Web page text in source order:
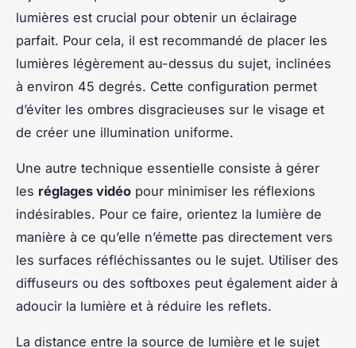
lumières est crucial pour obtenir un éclairage
parfait. Pour cela, il est recommandé de placer les
lumières légèrement au-dessus du sujet, inclinées
à environ 45 degrés. Cette configuration permet
d’éviter les ombres disgracieuses sur le visage et
de créer une illumination uniforme.
Une autre technique essentielle consiste à gérer
les réglages vidéo pour minimiser les réflexions
indésirables. Pour ce faire, orientez la lumière de
manière à ce qu’elle n’émette pas directement vers
les surfaces réfléchissantes ou le sujet. Utiliser des
diffuseurs ou des softboxes peut également aider à
adoucir la lumière et à réduire les reflets.
La distance entre la source de lumière et le sujet